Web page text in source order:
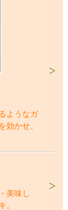
ようなガ
効かせ、
美味し
。